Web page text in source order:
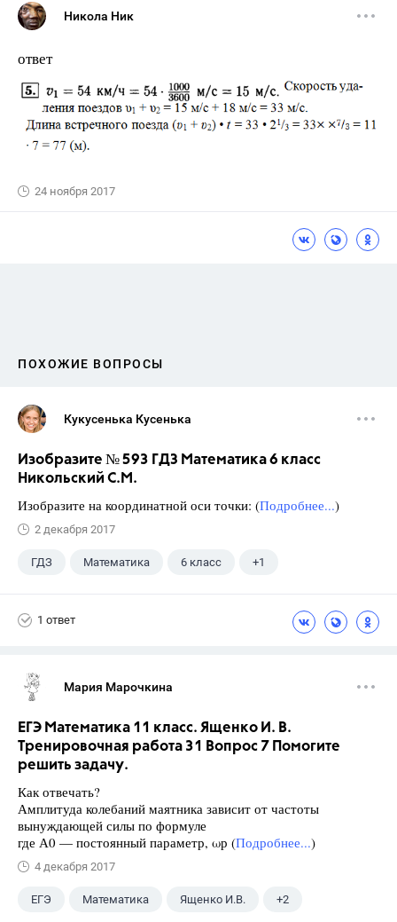
Никола Ник
ответ
24 ноября 2017
ПОХОЖИЕ ВОПРОСЫ
Кукусенька Кусенька
Изобразите № 593 ГДЗ Математика 6 класс
Никольский С.М.
Изобразите на координатной оси точки: (Подробнее...)
2 декабря 2017
ГДЗ Математика 6 класс +1
1 ответ
Мария Марочкина
ЕГЭ Математика 11 класс. Ященко И. В.
Тренировочная работа 31 Вопрос 7 Помогите
решить задачу.
Как отвечать?
Амплитуда колебаний маятника зависит от частоты
вынуждающей силы по формуле
где А0 — постоянный параметр, ωр (Подробнее...)
4 декабря 2017
ЕГЭ Математика Ященко И.В. +2